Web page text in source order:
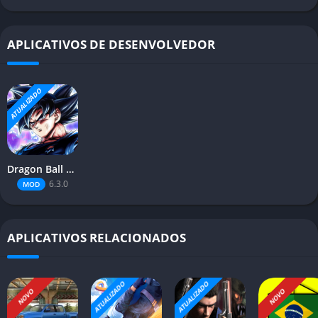
APLICATIVOS DE DESENVOLVEDOR
ATUALIZADO
Dragon Ball Legends
MOD 6.3.0
APLICATIVOS RELACIONADOS
NOVO ATUALIZADO ATUALIZADO NOVO